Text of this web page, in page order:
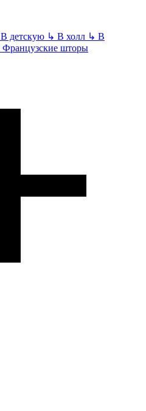
В детскую ↳ В холл ↳ В
Французские шторы